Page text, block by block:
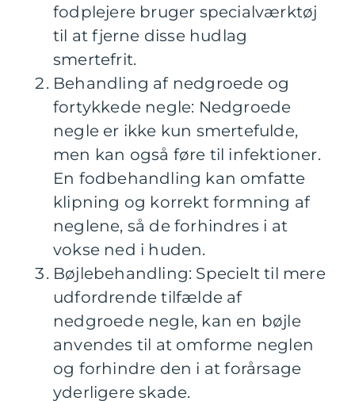
fodplejere bruger specialværktøj
til at fjerne disse hudlag
smertefrit.
Behandling af nedgroede og
fortykkede negle: Nedgroede
negle er ikke kun smertefulde,
men kan også føre til infektioner.
En fodbehandling kan omfatte
klipning og korrekt formning af
neglene, så de forhindres i at
vokse ned i huden.
Bøjlebehandling: Specielt til mere
udfordrende tilfælde af
nedgroede negle, kan en bøjle
anvendes til at omforme neglen
og forhindre den i at forårsage
yderligere skade.